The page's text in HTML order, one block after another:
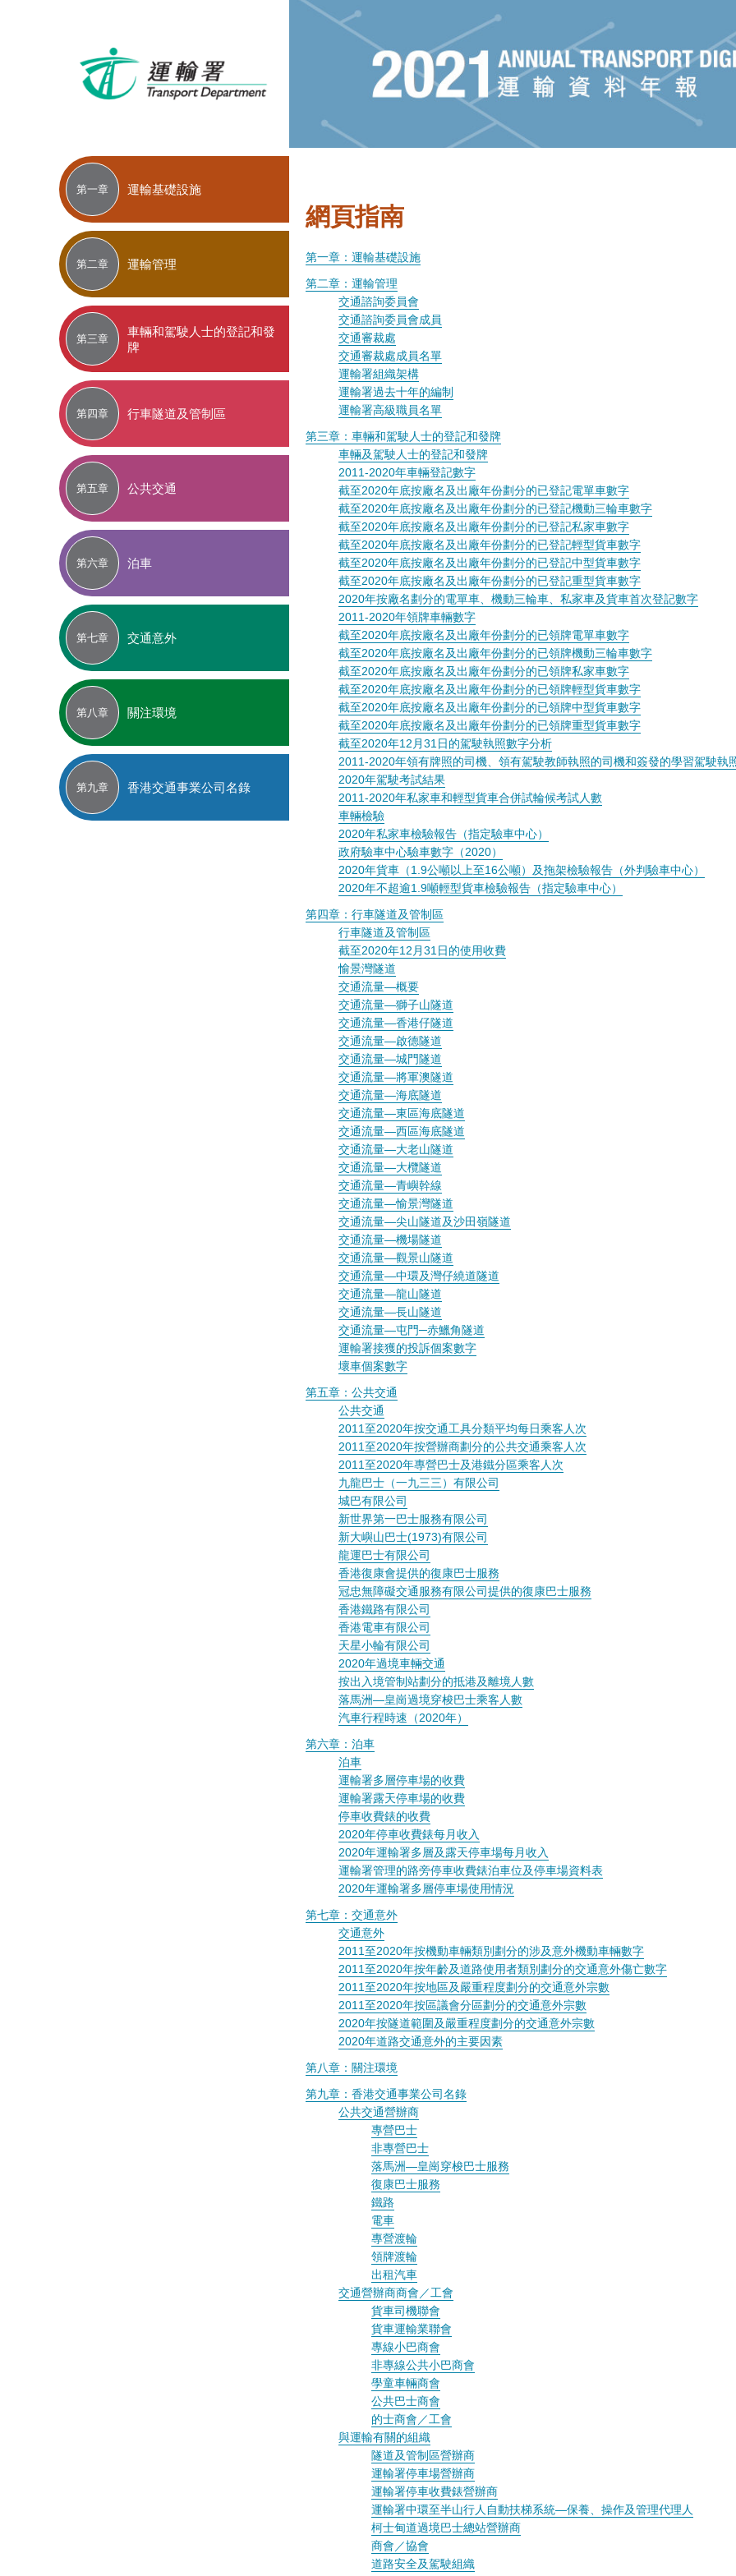
第一章 運輸基礎設施
第二章 運輸管理
第三章
車輛和駕駛人士的登記和發
牌
第四章 行車隧道及管制區
第五章 公共交通
第六章 泊車
第七章 交通意外
第八章 關注環境
第九章 香港交通事業公司名錄
網頁指南
第一章：運輸基礎設施
第二章：運輸管理
交通諮詢委員會
交通諮詢委員會成員
交通審裁處
交通審裁處成員名單
運輸署組織架構
運輸署過去十年的編制
運輸署高級職員名單
第三章：車輛和駕駛人士的登記和發牌
車輛及駕駛人士的登記和發牌
2011-2020年車輛登記數字
截至2020年底按廠名及出廠年份劃分的已登記電單車數字
截至2020年底按廠名及出廠年份劃分的已登記機動三輪車數字
截至2020年底按廠名及出廠年份劃分的已登記私家車數字
截至2020年底按廠名及出廠年份劃分的已登記輕型貨車數字
截至2020年底按廠名及出廠年份劃分的已登記中型貨車數字
截至2020年底按廠名及出廠年份劃分的已登記重型貨車數字
2020年按廠名劃分的電單車、機動三輪車、私家車及貨車首次登記數字
2011-2020年領牌車輛數字
截至2020年底按廠名及出廠年份劃分的已領牌電單車數字
截至2020年底按廠名及出廠年份劃分的已領牌機動三輪車數字
截至2020年底按廠名及出廠年份劃分的已領牌私家車數字
截至2020年底按廠名及出廠年份劃分的已領牌輕型貨車數字
截至2020年底按廠名及出廠年份劃分的已領牌中型貨車數字
截至2020年底按廠名及出廠年份劃分的已領牌重型貨車數字
截至2020年12月31日的駕駛執照數字分析
2011-2020年領有牌照的司機、領有駕駛教師執照的司機和簽發的學習駕駛執
2020年駕駛考試結果
2011-2020年私家車和輕型貨車合併試輪候考試人數
車輛檢驗
2020年私家車檢驗報告（指定驗車中心）
政府驗車中心驗車數字（2020）
2020年貨車（1.9公噸以上至16公噸）及拖架檢驗報告（外判驗車中心）
2020年不超逾1.9噸輕型貨車檢驗報告（指定驗車中心）
第四章：行車隧道及管制區
行車隧道及管制區
截至2020年12月31日的使用收費
愉景灣隧道
交通流量—概要
交通流量—獅子山隧道
交通流量—香港仔隧道
交通流量—啟德隧道
交通流量—城門隧道
交通流量—將軍澳隧道
交通流量—海底隧道
交通流量—東區海底隧道
交通流量—西區海底隧道
交通流量—大老山隧道
交通流量—大欖隧道
交通流量—青嶼幹線
交通流量—愉景灣隧道
交通流量—尖山隧道及沙田嶺隧道
交通流量—機場隧道
交通流量—觀景山隧道
交通流量—中環及灣仔繞道隧道
交通流量—龍山隧道
交通流量—長山隧道
交通流量—屯門─赤鱲角隧道
運輸署接獲的投訴個案數字
壞車個案數字
第五章：公共交通
公共交通
2011至2020年按交通工具分類平均每日乘客人次
2011至2020年按營辦商劃分的公共交通乘客人次
2011至2020年專營巴士及港鐵分區乘客人次
九龍巴士（一九三三）有限公司
城巴有限公司
新世界第一巴士服務有限公司
新大嶼山巴士(1973)有限公司
龍運巴士有限公司
香港復康會提供的復康巴士服務
冠忠無障礙交通服務有限公司提供的復康巴士服務
香港鐵路有限公司
香港電車有限公司
天星小輪有限公司
2020年過境車輛交通
按出入境管制站劃分的抵港及離境人數
落馬洲—皇崗過境穿梭巴士乘客人數
汽車行程時速（2020年）
第六章：泊車
泊車
運輸署多層停車場的收費
運輸署露天停車場的收費
停車收費錶的收費
2020年停車收費錶每月收入
2020年運輸署多層及露天停車場每月收入
運輸署管理的路旁停車收費錶泊車位及停車場資料表
2020年運輸署多層停車場使用情況
第七章：交通意外
交通意外
2011至2020年按機動車輛類別劃分的涉及意外機動車輛數字
2011至2020年按年齡及道路使用者類別劃分的交通意外傷亡數字
2011至2020年按地區及嚴重程度劃分的交通意外宗數
2011至2020年按區議會分區劃分的交通意外宗數
2020年按隧道範圍及嚴重程度劃分的交通意外宗數
2020年道路交通意外的主要因素
第八章：關注環境
第九章：香港交通事業公司名錄
公共交通營辦商
專營巴士
非專營巴士
落馬洲—皇崗穿梭巴士服務
復康巴士服務
鐵路
電車
專營渡輪
領牌渡輪
出租汽車
交通營辦商商會／工會
貨車司機聯會
貨車運輸業聯會
專線小巴商會
非專線公共小巴商會
學童車輛商會
公共巴士商會
的士商會／工會
與運輸有關的組織
隧道及管制區營辦商
運輸署停車場營辦商
運輸署停車收費錶營辦商
運輸署中環至半山行人自動扶梯系統—保養、操作及管理代理人
柯士甸道過境巴士總站營辦商
商會／協會
道路安全及駕駛組織